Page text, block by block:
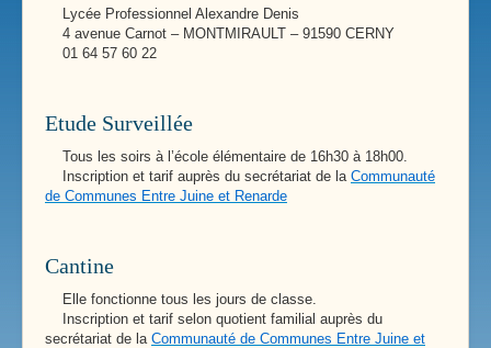
Lycée Professionnel Alexandre Denis
4 avenue Carnot – MONTMIRAULT – 91590 CERNY
01 64 57 60 22
Etude Surveillée
Tous les soirs à l’école élémentaire de 16h30 à 18h00.
Inscription et tarif auprès du secrétariat de la Communauté
de Communes Entre Juine et Renarde
Cantine
Elle fonctionne tous les jours de classe.
Inscription et tarif selon quotient familial auprès du
secrétariat de la Communauté de Communes Entre Juine et